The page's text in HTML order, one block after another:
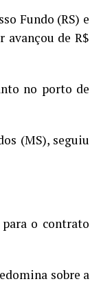
Fundo (RS) e
avançou de R$
no porto de
(MS), seguiu
o contrato
sobre a